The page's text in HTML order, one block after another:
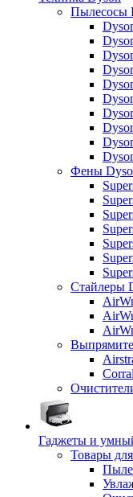
Пылесосы
Фены
Стайлеры
Гаджеты и
Товары